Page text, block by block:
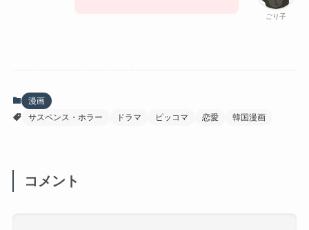
ごり子
漫画
サスペンス・ホラー
ドラマ ピッコマ 恋愛 韓国漫画
コメント